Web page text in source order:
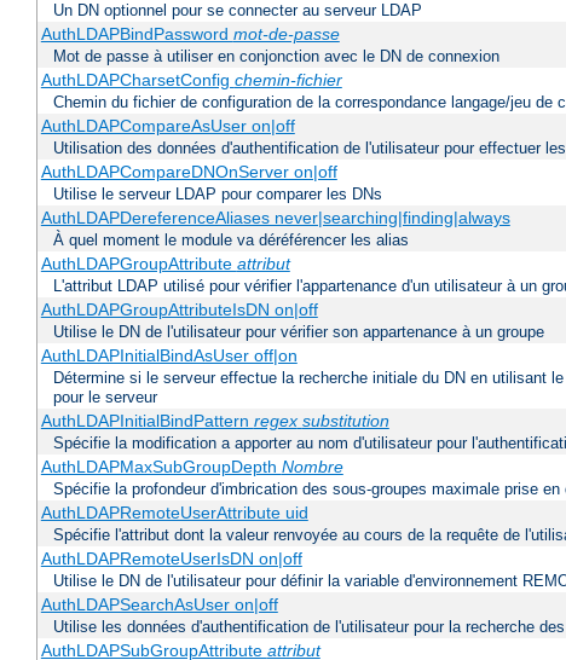
Un DN optionnel pour se connecter au serveur LDAP
AuthLDAPBindPassword mot-de-passe
Mot de passe à utiliser en conjonction avec le DN de connexion
AuthLDAPCharsetConfig chemin-fichier
Chemin du fichier de configuration de la correspondance langage/jeu de
AuthLDAPCompareAsUser on|off
Utilisation des données d'authentification de l'utilisateur pour effectuer
AuthLDAPCompareDNOnServer on|off
Utilise le serveur LDAP pour comparer les DNs
AuthLDAPDereferenceAliases never|searching|finding|always
À quel moment le module va déréférencer les alias
AuthLDAPGroupAttribute attribut
L'attribut LDAP utilisé pour vérifier l'appartenance d'un utilisateur à un
AuthLDAPGroupAttributeIsDN on|off
Utilise le DN de l'utilisateur pour vérifier son appartenance à un groupe
AuthLDAPInitialBindAsUser off|on
Détermine si le serveur effectue la recherche initiale du DN en utilisant
pour le serveur
AuthLDAPInitialBindPattern regex substitution
Spécifie la modification a apporter au nom d'utilisateur pour
AuthLDAPMaxSubGroupDepth Nombre
Spécifie la profondeur d'imbrication des sous-groupes maximale prise
AuthLDAPRemoteUserAttribute uid
Spécifie l'attribut dont la valeur renvoyée au cours de la requête de
AuthLDAPRemoteUserIsDN on|off
Utilise le DN de l'utilisateur pour définir la variable d'environnement
AuthLDAPSearchAsUser on|off
Utilise les données d'authentification de l'utilisateur pour la recherche
AuthLDAPSubGroupAttribute attribut